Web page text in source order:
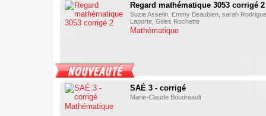
Regard mathématique 3053 corrigé 2
Suzie Asselin, Emmy Beaubien, sarah
Laporte, Gilles Rochette
Mathématique
SAÉ 3 - corrigé
Marie-Claude Boudreault
Mathématique